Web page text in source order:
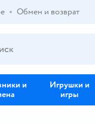
Обмен и возврат
и
Игрушки и
игры